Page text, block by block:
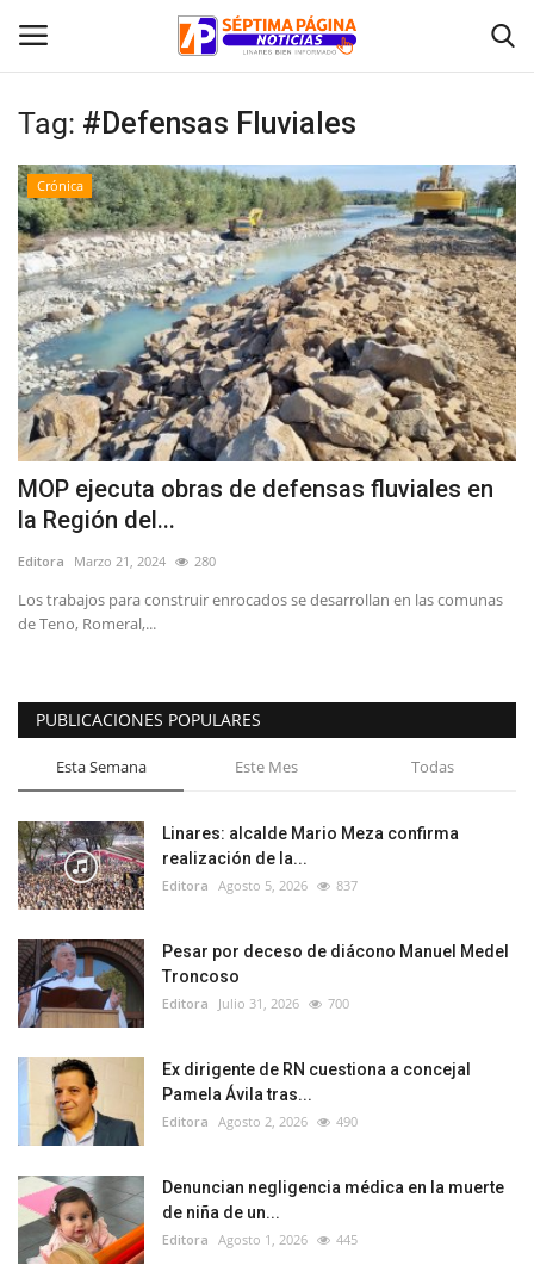
Inicio
Crónica
Policial
Tribunales
Deporte
Política
Espectáculos
Tag: #Defensas Fluviales
Crónica
MOP ejecuta obras de defensas fluviales en
la Región del...
Editora Marzo 21, 2024 280
Los trabajos para construir enrocados se desarrollan en las comunas
de Teno, Romeral,...
PUBLICACIONES POPULARES
Esta Semana Este Mes Todas
Linares: alcalde Mario Meza confirma
realización de la...
Editora Agosto 5, 2026 837
Pesar por deceso de diácono Manuel Medel
Troncoso
Editora Julio 31, 2026 700
Ex dirigente de RN cuestiona a concejal
Pamela Ávila tras...
Editora Agosto 2, 2026 490
Denuncian negligencia médica en la muerte
de niña de un...
Editora Agosto 1, 2026 445